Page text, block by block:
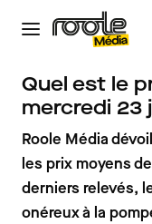
Quel est le
mercredi 23
Roole Média
les prix moyens
derniers relevés,
onéreux à la